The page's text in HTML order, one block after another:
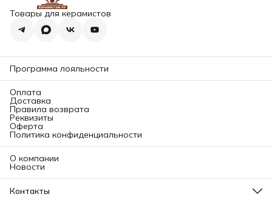
Товары для керамистов
Программа лояльности
Оплата
Доставка
Правила возврата
Реквизиты
Оферта
Политика конфиденциальности
О компании
Новости
Контакты